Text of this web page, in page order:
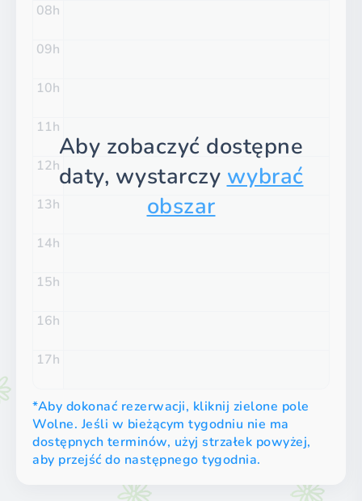
08
09
10
11
12
13
14
15
16
17
Aby zobaczyć dostępne
daty, wystarczy wybrać
obszar
*Aby dokonać rezerwacji, kliknij zielone pole
Wolne. Jeśli w bieżącym tygodniu nie ma
dostępnych terminów, użyj strzałek powyżej,
aby przejść do następnego tygodnia.